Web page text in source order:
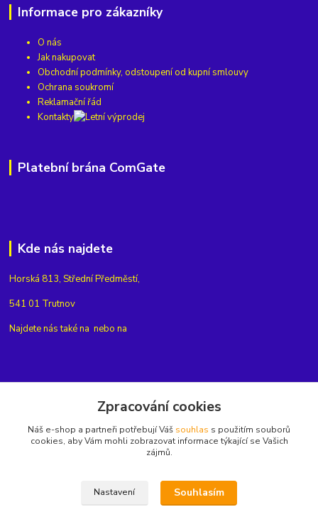
Informace pro zákazníky
O nás
Jak nakupovat
Obchodní podmínky, odstoupení od kupní smlouvy
Ochrana soukromí
Reklamační řád
Kontakty
Platební brána ComGate
Kde nás najdete
Horská 813, Střední Předměstí,
541 01 Trutnov
Najdete nás také na nebo na
+420775654704
Zpracování cookies
Náš e-shop a partneři potřebují Váš souhlas s použitím souborů
cookies, aby Vám mohli zobrazovat informace týkající se Vašich
zájmů.
Nastavení Souhlasím